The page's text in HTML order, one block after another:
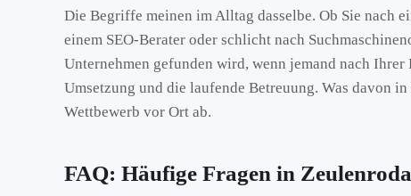
Die Begriffe meinen im Alltag dasselbe. Ob Sie nach
einem SEO-Berater oder schlicht nach
Unternehmen gefunden wird, wenn jemand nach
Umsetzung und die laufende Betreuung. Was davon
Wettbewerb vor Ort ab.
FAQ: Häufige Fragen in